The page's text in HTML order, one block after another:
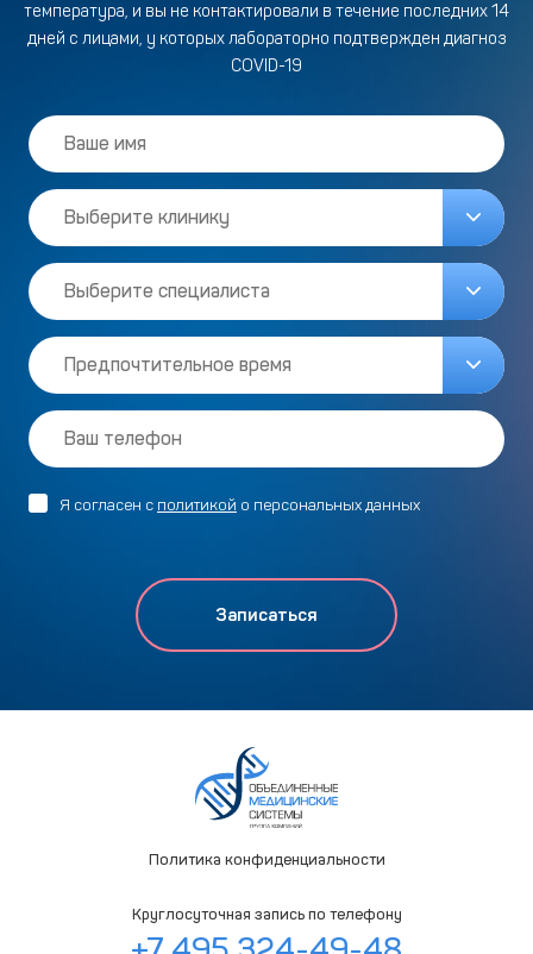
температура, и вы не контактировали в течение последних 14
дней с лицами, у которых лабораторно подтвержден диагноз
COVID-19
Выберите клинику
Выберите специалиста
Предпочтительное время
Я согласен с политикой о персональных данных
Политика конфиденциальности
Круглосуточная запись по телефону